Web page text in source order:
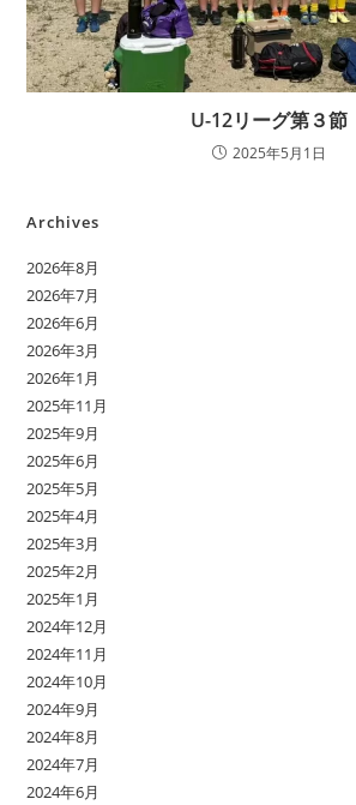
U-12リーグ第３節
2025年5月1日
Archives
2026年8月
2026年7月
2026年6月
2026年3月
2026年1月
2025年11月
2025年9月
2025年6月
2025年5月
2025年4月
2025年3月
2025年2月
2025年1月
2024年12月
2024年11月
2024年10月
2024年9月
2024年8月
2024年7月
2024年6月